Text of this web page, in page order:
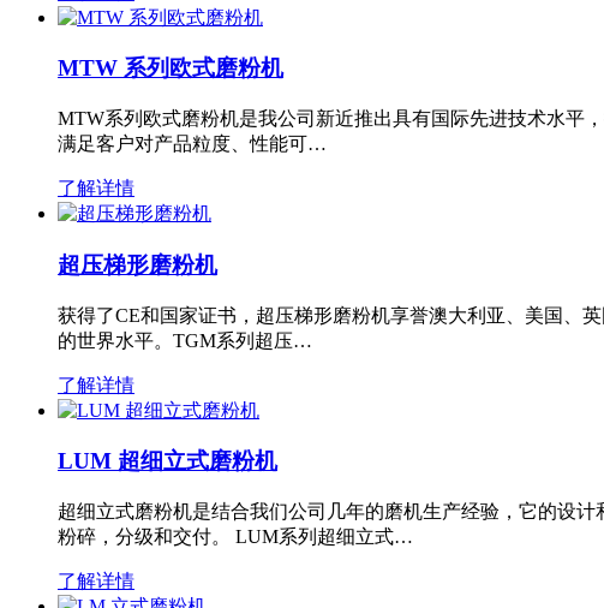
MTW 系列欧式磨粉机
MTW系列欧式磨粉机是我公司新近推出具有国际先进技术水平
满足客户对产品粒度、性能可…
了解详情
超压梯形磨粉机
获得了CE和国家证书，超压梯形磨粉机享誉澳大利亚、美国、
的世界水平。TGM系列超压…
了解详情
LUM 超细立式磨粉机
超细立式磨粉机是结合我们公司几年的磨机生产经验，它的设
粉碎，分级和交付。 LUM系列超细立式…
了解详情